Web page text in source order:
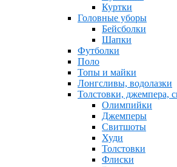
Куртки
Головные уборы
Бейсболки
Шапки
Футболки
Поло
Топы и майки
Лонгсливы, водолазки
Толстовки, джемпера,
Олимпийки
Джемперы
Свитшоты
Худи
Толстовки
Флиски